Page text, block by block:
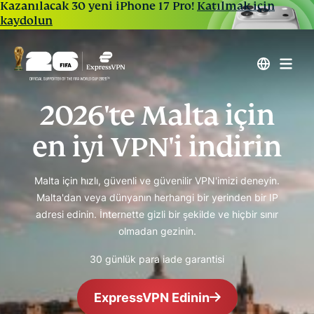
Kazanılacak 30 yeni iPhone 17 Pro! Katılmak için
kaydolun
2026'te Malta için
en iyi VPN'i indirin
Malta için hızlı, güvenli ve güvenilir VPN'imizi deneyin.
Malta'dan veya dünyanın herhangi bir yerinden bir IP
adresi edinin. İnternette gizli bir şekilde ve hiçbir sınır
olmadan gezinin.
30 günlük para iade garantisi
ExpressVPN Edinin